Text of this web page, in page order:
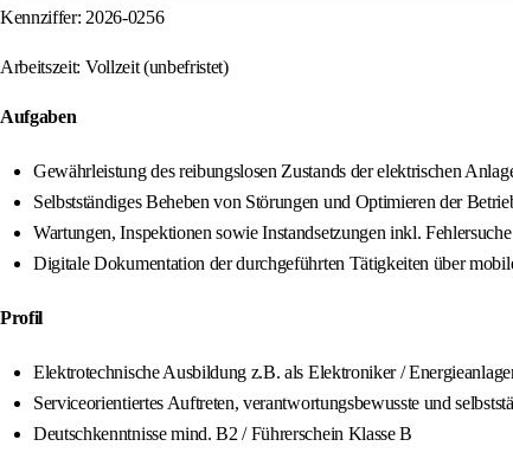
Kennziffer: 2026-0256
Arbeitszeit: Vollzeit (unbefristet)
Aufgaben
Gewährleistung des reibungslosen Zustands der elektrischen
Selbstständiges Beheben von Störungen und Optimieren der
Wartungen, Inspektionen sowie Instandsetzungen inkl. Fehlersuche
Digitale Dokumentation der durchgeführten Tätigkeiten über
Profil
Elektrotechnische Ausbildung z.B. als Elektroniker /
Serviceorientiertes Auftreten, verantwortungsbewusste und
Deutschkenntnisse mind. B2 / Führerschein Klasse B